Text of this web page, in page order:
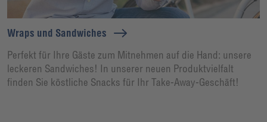
Wraps und Sandwiches
Perfekt für Ihre Gäste zum Mitnehmen auf die Hand: unsere
leckeren Sandwiches! In unserer neuen Produktvielfalt
finden Sie köstliche Snacks für Ihr Take-Away-Geschäft!